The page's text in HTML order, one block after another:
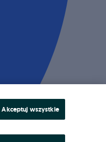
Akceptuj wszystkie